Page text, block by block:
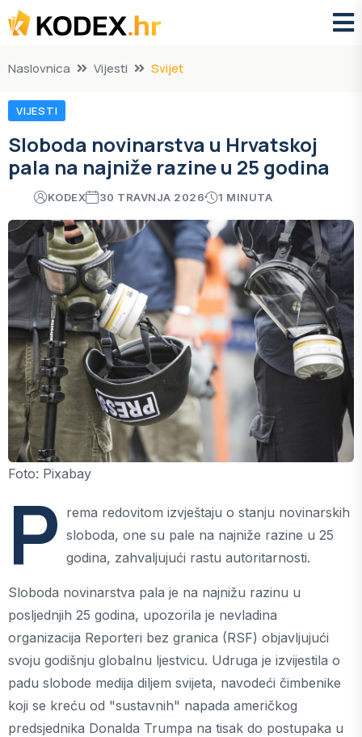
Naslovnica Vijesti Svijet
VIJESTI
Sloboda novinarstva u Hrvatskoj
pala na najniže razine u 25 godina
KODEX 30 TRAVNJA 2026 1 MINUTA
Foto: Pixabay
P rema redovitom izvještaju o stanju novinarskih
sloboda, one su pale na najniže razine u 25
godina, zahvaljujući rastu autoritarnosti.
Sloboda novinarstva pala je na najnižu razinu u
posljednjih 25 godina, upozorila je nevladina
organizacija Reporteri bez granica (RSF) objavljujući
svoju godišnju globalnu ljestvicu. Udruga je izvijestila o
padu slobode medija diljem svijeta, navodeći čimbenike
koji se kreću od "sustavnih" napada američkog
predsjednika Donalda Trumpa na tisak do postupaka u